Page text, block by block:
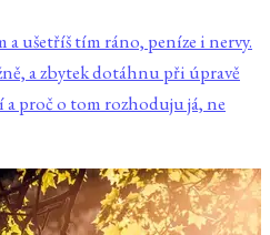
ušetříš tím ráno, peníze i nervy.
a zbytek dotáhnu při úpravě
proč o tom rozhoduju já, ne